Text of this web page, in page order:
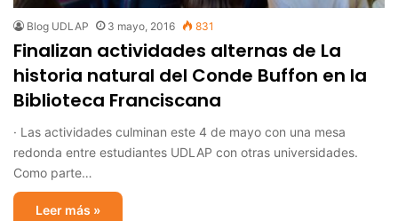
Blog UDLAP 3 mayo, 2016 831
Finalizan actividades alternas de La
historia natural del Conde Buffon en la
Biblioteca Franciscana
· Las actividades culminan este 4 de mayo con una mesa
redonda entre estudiantes UDLAP con otras universidades.
Como parte…
Leer más »